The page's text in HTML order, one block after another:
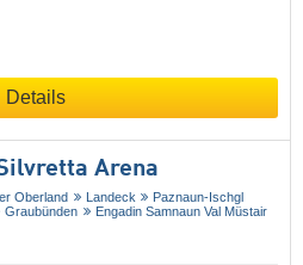
Details
Arena
Oberland Landeck
Paznaun-Ischgl
Graubünden Engadin Samnaun Val Müstair